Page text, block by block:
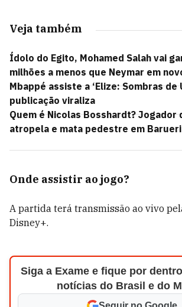
Veja também
Ídolo do Egito, Mohamed Salah vai
milhões a menos que Neymar em
Mbappé assiste a ‘Elize: Sombras de
publicação viraliza
Quem é Nicolas Bosshardt? Jogador
atropela e mata pedestre em Barueri
Onde assistir ao jogo?
A partida terá transmissão ao vivo
Disney+.
Siga a Exame e fique por
notícias do Brasil e do